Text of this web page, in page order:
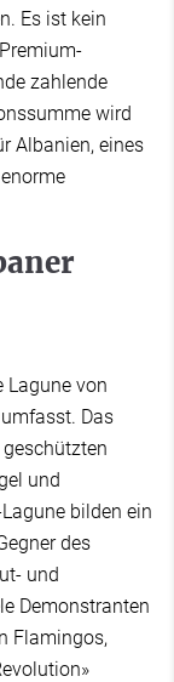
Es ist kein
zahlende
wird
Albanien, eines
Lagune von
Das
und
bilden ein
des
und
Demonstranten
Flamingos,